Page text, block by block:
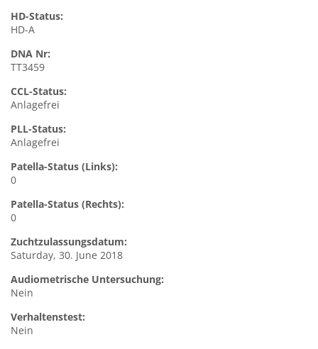
HD-Status:
HD-A
DNA Nr:
TT3459
CCL-Status:
Anlagefrei
PLL-Status:
Anlagefrei
Patella-Status (Links):
0
Patella-Status (Rechts):
0
Zuchtzulassungsdatum:
Saturday, 30. June 2018
Audiometrische Untersuchung:
Nein
Verhaltenstest:
Nein